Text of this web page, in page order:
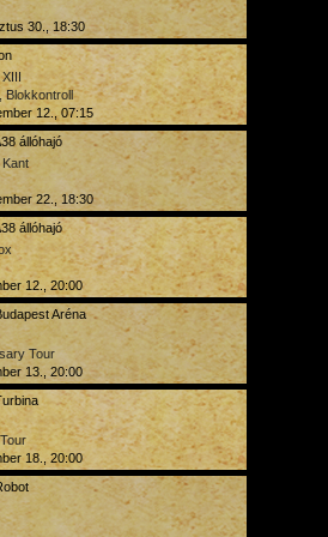
a saját magunk hangjaiból és
meg Genesist, de többet nem
ez át fog jönni, és egy valóban
azok, akik eljönnek azon a márciusi estén!
30., 18:30
12., 07:15
állóhajó
22., 18:30
állóhajó
12., 20:00
Aréna
Tour
13., 20:00
18., 20:00